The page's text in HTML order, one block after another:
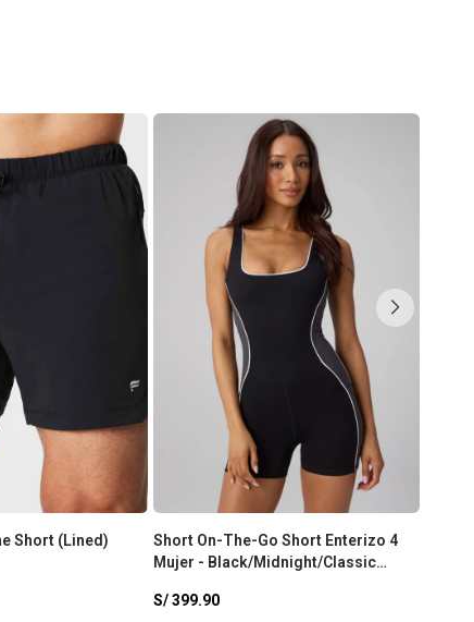
Short (Lined)
Short On-The-Go Short Enterizo 4
Mujer - Black/Midnight/Classic
S/399.90